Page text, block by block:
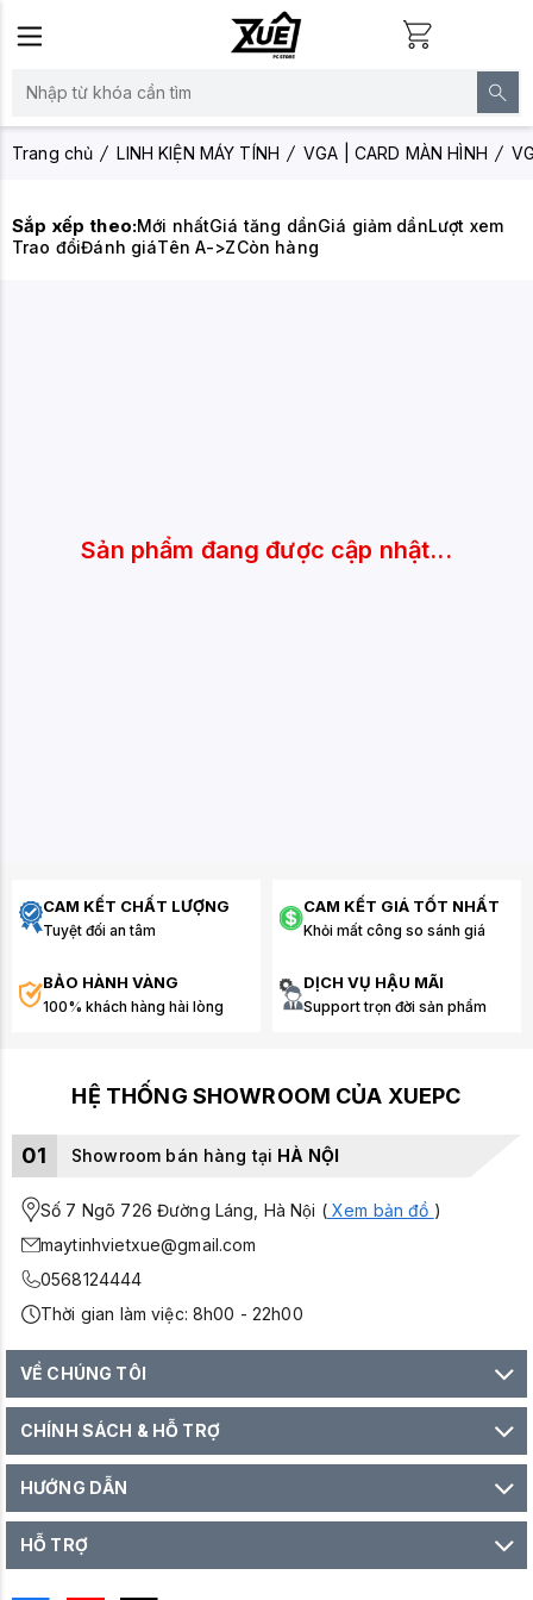
Trang chủ LINH KIỆN MÁY TÍNH VGA | CARD MÀN HÌNH
Sắp xếp theo:Mới nhấtGiá tăng dầnGiá giảm dầnLượt xem
Trao đổiĐánh giáTên A->ZCòn hàng
Sản phẩm đang được cập nhật...
CAM KẾT CHẤT LƯỢNG
Tuyệt đối an tâm
CAM KẾT GIÁ TỐT NHẤT
Khỏi mất công so sánh giá
BẢO HÀNH VÀNG
100% khách hàng hài lòng
DỊCH VỤ HẬU MÃI
Support trọn đời sản phẩm
HỆ THỐNG SHOWROOM CỦA XUEPC
01 Showroom bán hàng tại HÀ NỘI
Số 7 Ngõ 726 Đường Láng, Hà Nội (Xem bản đồ )
maytinhvietxue@gmail.com
0568124444
Thời gian làm việc: 8h00 - 22h00
VỀ CHÚNG TÔI
CHÍNH SÁCH & HỖ TRỢ
HƯỚNG DẪN
HỖ TRỢ